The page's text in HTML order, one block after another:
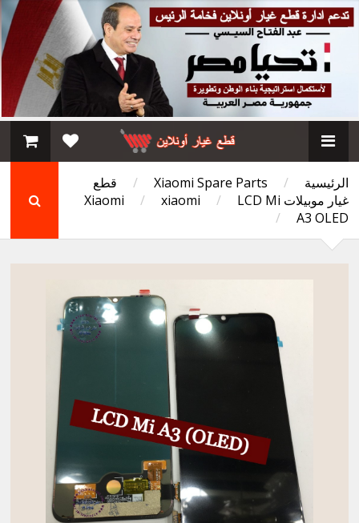
الرئيسية /
Xiaomi Spare Parts
/
قطع
غيار موبيلات Xiaomi
/ xiaomi /
LCD Mi
A3 OLED
/